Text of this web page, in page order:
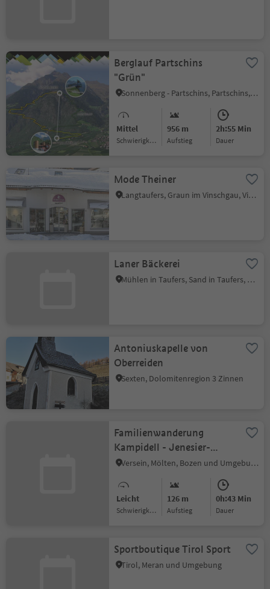
Berglauf Partschins
"Grün"
Sonnenberg - Partschins, Partschins, Meran und Umgebung
Mittel
Schwierigkeitsgrad
956 m
Aufstieg
2h:55 Min
Dauer
Mode Theiner
Langtaufers, Graun im Vinschgau, Vinschgau
Laner Bäckerei
Mühlen in Taufers, Sand in Taufers, Ahrntal
Antoniuskapelle von
Oberreiden
Sexten, Dolomitenregion 3 Zinnen
Familienwanderung
Kampidell - Jenesier-
Jöchl
Versein, Mölten, Bozen und Umgebung
Leicht
Schwierigkeitsgrad
126 m
Aufstieg
0h:43 Min
Dauer
Sportboutique Tirol Sport
Tirol, Meran und Umgebung